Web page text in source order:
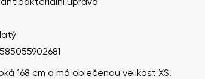
úprava
168 cm a má oblečenou velikost XS.